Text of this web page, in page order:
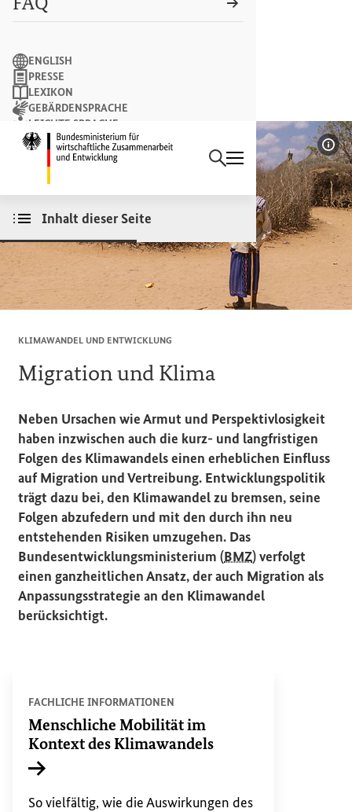
Startseite des
Suchbegriff
Suchen
ENGLISH
PRESSE
LEXIKON
GEBÄRDENSPRACHE
LEICHTE SPRACHE
NEWSLETTER
Inhalt dieser Seite
KLIMAWANDEL UND ENTWICKLUNG
Migrationund Klima
Neben Ursachen wie Armut und Perspektivlosigkeit
haben inzwischen auch die kurz- und langfristigen
Folgen des Klimawandels einen erheblichen Einfluss
auf Migration und Vertreibung. Entwicklungspolitik
trägt dazu bei, den Klimawandel zu bremsen, seine
Folgen abzufedern und mit den durch ihn neu
entstehenden Risiken umzugehen. Das
Bundesentwicklungsministerium (BMZ) verfolgt
einen ganzheitlichen Ansatz, der auch Migration als
Anpassungsstrategie an den Klimawandel
berücksichtigt.
FACHLICHE INFORMATIONEN
Menschliche Mobilität im
Kontext des Klimawandels
So vielfältig, wie die Auswirkungen des